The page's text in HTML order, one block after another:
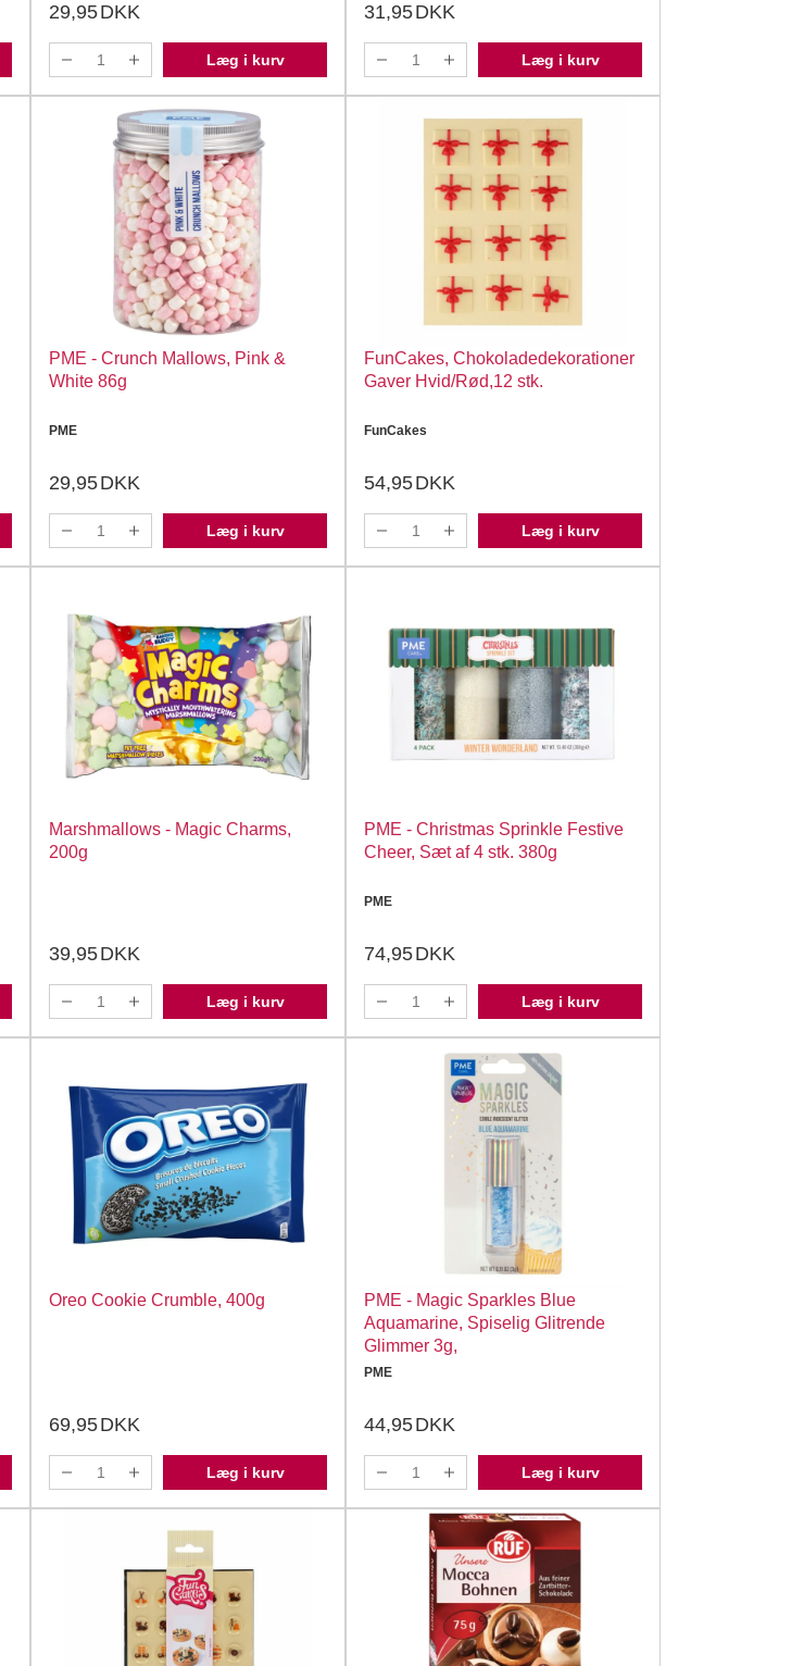
29,95DKK
Læg i kurv
31,95DKK
Læg i kurv
PME - Crunch Mallows, Pink &
White 86g
PME
29,95DKK
Læg i kurv
FunCakes, Chokoladedekorationer
Gaver Hvid/Rød,12 stk.
FunCakes
54,95DKK
Læg i kurv
Marshmallows - Magic Charms,
200g
39,95DKK
Læg i kurv
PME - Christmas Sprinkle Festive
Cheer, Sæt af 4 stk. 380g
PME
74,95DKK
Læg i kurv
Oreo Cookie Crumble, 400g
69,95DKK
Læg i kurv
PME - Magic Sparkles Blue
Aquamarine, Spiselig Glitrende
Glimmer 3g,
PME
44,95DKK
Læg i kurv